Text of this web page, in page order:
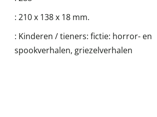
: 210 x 138 x 18 mm.
: Kinderen / tieners: fictie: horror- en
spookverhalen, griezelverhalen